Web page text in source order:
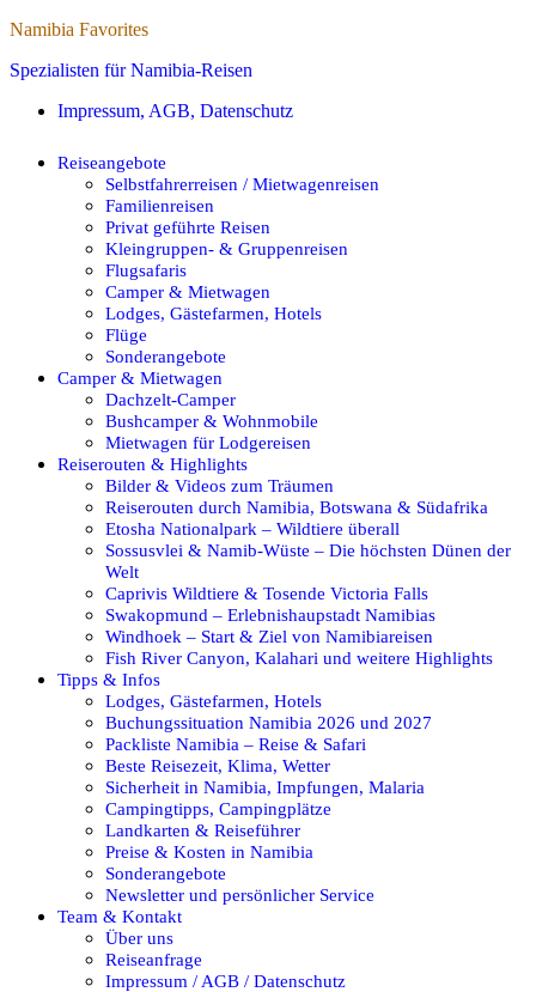
Namibia Favorites
Spezialisten für Namibia-Reisen
Impressum, AGB, Datenschutz
Reiseangebote
Selbstfahrerreisen / Mietwagenreisen
Familienreisen
Privat geführte Reisen
Kleingruppen- & Gruppenreisen
Flugsafaris
Camper & Mietwagen
Lodges, Gästefarmen, Hotels
Flüge
Sonderangebote
Camper & Mietwagen
Dachzelt-Camper
Bushcamper & Wohnmobile
Mietwagen für Lodgereisen
Reiserouten & Highlights
Bilder & Videos zum Träumen
Reiserouten durch Namibia, Botswana & Südafrika
Etosha Nationalpark – Wildtiere überall
Sossusvlei & Namib-Wüste – Die höchsten Dünen der
Welt
Caprivis Wildtiere & Tosende Victoria Falls
Swakopmund – Erlebnishaupstadt Namibias
Windhoek – Start & Ziel von Namibiareisen
Fish River Canyon, Kalahari und weitere Highlights
Tipps & Infos
Lodges, Gästefarmen, Hotels
Buchungssituation Namibia 2026 und 2027
Packliste Namibia – Reise & Safari
Beste Reisezeit, Klima, Wetter
Sicherheit in Namibia, Impfungen, Malaria
Campingtipps, Campingplätze
Landkarten & Reiseführer
Preise & Kosten in Namibia
Sonderangebote
Newsletter und persönlicher Service
Team & Kontakt
Über uns
Reiseanfrage
Impressum / AGB / Datenschutz